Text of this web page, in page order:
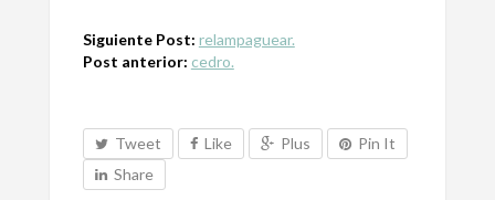
Siguiente Post: relampaguear.
Post anterior: cedro.
Tweet Like Plus
Pin It
Share